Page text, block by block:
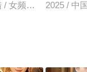
女频恋爱 2025 / 中